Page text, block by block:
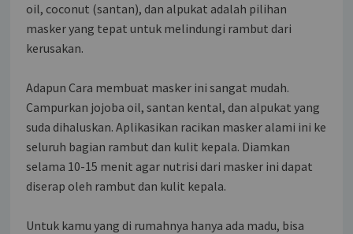
oil, coconut (santan), dan alpukat adalah pilihan
masker yang tepat untuk melindungi rambut dari
kerusakan.
Adapun Cara membuat masker ini sangat mudah.
Campurkan jojoba oil, santan kental, dan alpukat yang
suda dihaluskan. Aplikasikan racikan masker alami ini ke
seluruh bagian rambut dan kulit kepala. Diamkan
selama 10-15 menit agar nutrisi dari masker ini dapat
diserap oleh rambut dan kulit kepala.
Untuk kamu yang di rumahnya hanya ada madu, bisa